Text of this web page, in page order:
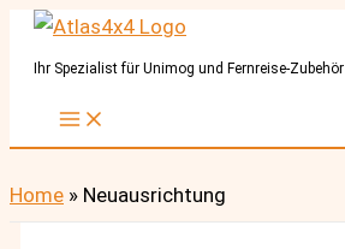
Zum
InhaltIhr Spezialist für Unimog und Fernreise-Zubehör
Home » Neuausrichtung